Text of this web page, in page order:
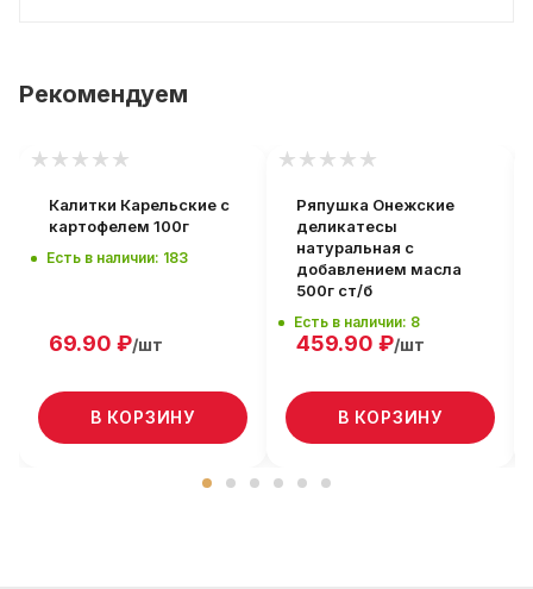
Рекомендуем
Калитки Карельские с
картофелем 100г
Есть в наличии: 183
69.90 ₽/шт
В КОРЗИНУ
Ряпушка Онежские
деликатесы
натуральная с
добавлением масла
500г ст/б
Есть в наличии: 8
459.90 ₽/шт
В КОРЗИНУ